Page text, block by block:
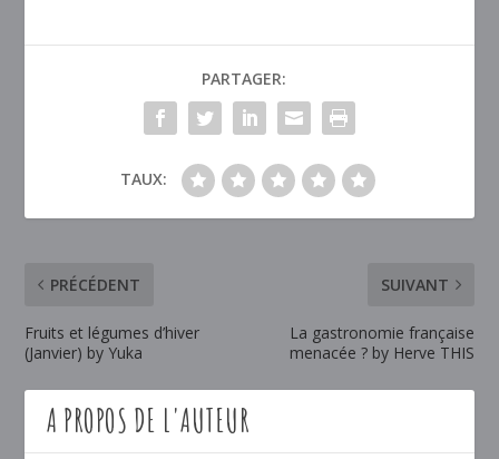
PARTAGER:
TAUX:
PRÉCÉDENT
Fruits et légumes d’hiver
(Janvier) by Yuka
SUIVANT
La gastronomie française
menacée ? by Herve THIS
A PROPOS DE L'AUTEUR